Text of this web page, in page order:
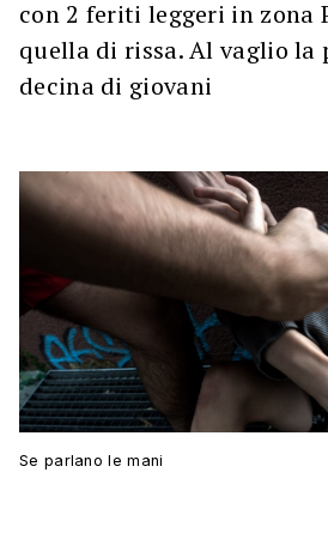
con 2 feriti leggeri in zona
quella di rissa. Al vaglio la
decina di giovani
Se parlano le mani